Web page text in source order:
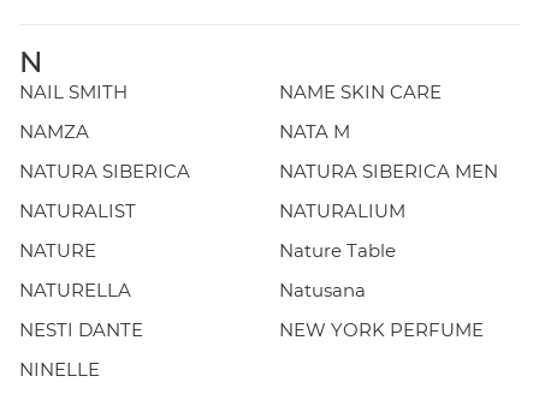
N
NAIL SMITH
NAME SKIN CARE
NAMZA
NATA M
NATURA SIBERICA
NATURA SIBERICA MEN
NATURALIST
NATURALIUM
NATURE
Nature Table
NATURELLA
Natusana
NESTI DANTE
NEW YORK PERFUME
NINELLE